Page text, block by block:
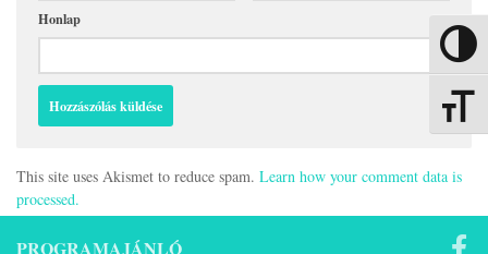
Nagy
Honlap
This site uses Akismet to reduce spam. Learn how your comment data is
processed.
PROGRAMAJÁNLÓ